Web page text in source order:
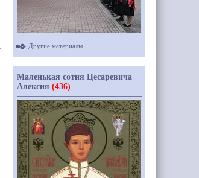
Другие материалы
Маленькая сотня Цесаревича
Алексия (436)